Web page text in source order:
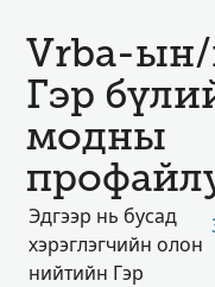
Vrba-
Гэр
модны
Эдгээр нь бусад
хэрэглэгчийн олон
нийтийн Гэр